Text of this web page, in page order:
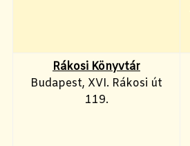
Rákosi Könyvtár
Budapest, XVI. Rákosi út
119.